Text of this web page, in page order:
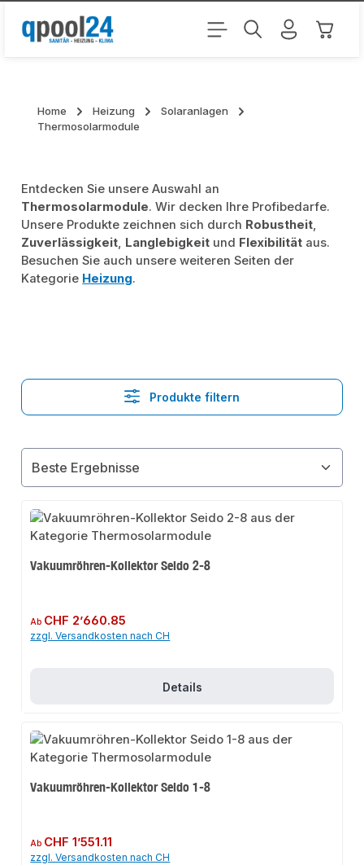
Zum Hauptinhalt springen
Home Heizung
Solaranlagen
Thermosolarmodule
Entdecken Sie unsere Auswahl an
Thermosolarmodule. Wir decken Ihre Profibedarfe.
Unsere Produkte zeichnen sich durch Robustheit,
Zuverlässigkeit, Langlebigkeit und Flexibilität aus.
Besuchen Sie auch unsere weiteren Seiten der
Kategorie Heizung.
Produkte filtern
Vakuumröhren-Kollektor Seido 2-8
Regulärer Preis:
Ab CHF 2’660.85
zzgl. Versandkosten nach CH
Details
Vakuumröhren-Kollektor Seido 1-8
Regulärer Preis:
Ab CHF 1’551.11
zzgl. Versandkosten nach CH